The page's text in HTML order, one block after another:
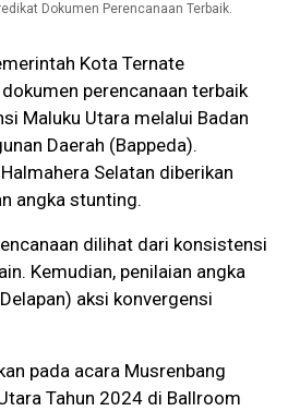
Dokumen Perencanaan Terbaik.
Kota Ternate
perencanaan terbaik
Maluku Utara melalui Badan
Daerah (Bappeda).
Selatan diberikan
angka stunting.
dilihat dari konsistensi
Kemudian, penilaian angka
aksi konvergensi
pada acara Musrenbang
Tahun 2024 di Ballroom